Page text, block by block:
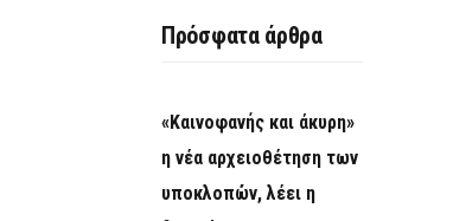
Πρόσφατα άρθρα
«Καινοφανής και άκυρη»
η νέα αρχειοθέτηση των
υποκλοπών, λέει η